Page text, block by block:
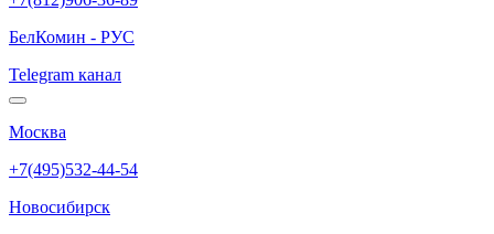
БелКомин - РУС
Telegram канал
Москва
+7(495)532-44-54
Новосибирск